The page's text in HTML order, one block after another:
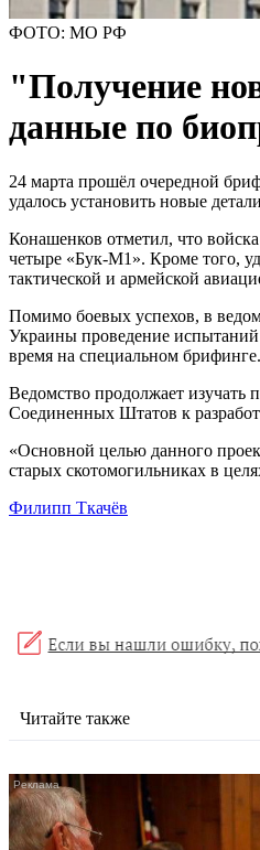
ФОТО: МО РФ
"Получение
данные по
24 марта прошёл очередной
удалось установить новые
Конашенков отметил, что
четыре «Бук-М1». Кроме того,
тактической и армейской
Помимо боевых успехов, в
Украины проведение
время на специальном брифинге.
Ведомство продолжает изучать
Соединенных Штатов к
«Основной целью данного
старых скотомогильниках в
Филипп Ткачёв
Читайте также